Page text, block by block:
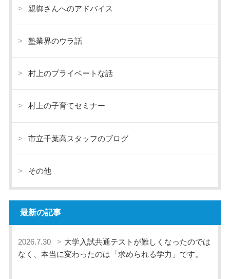
親御さんへのアドバイス
塾業界のウラ話
村上のプライベートな話
村上の子育てセミナー
市立千葉高スタッフのブログ
その他
最新の記事
2026.7.30
大学入試共通テストが難しくなったのでは
なく、本当に変わったのは「求められる学力」です。